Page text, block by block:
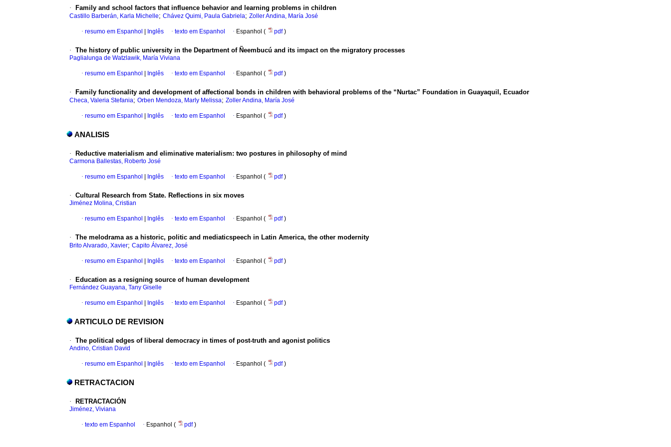
· Family and school factors that influence behavior and learning problems in children
Castillo Barberán, Karla Michelle; Chávez Quimi, Paula Gabriela; Zoller Andina, María José
· resumo em Espanhol Inglês · texto em Espanhol · Espanhol ( pdf)
· The history of public university in the Department of Ñeembucú and its impact on the migratory processes
Paglialunga de Watzlawik, María Viviana
· resumo em Espanhol Inglês · texto em Espanhol · Espanhol ( pdf)
· Family functionality and development of affectional bonds in children with behavioral problems of the “Nurtac” Foundation in Guayaquil, Ecuador
Checa, Valeria Stefania; Orben Mendoza, Marly Melissa; Zoller Andina, María José
· resumo em Espanhol Inglês · texto em Espanhol · Espanhol ( pdf)
ANALISIS
· Reductive materialism and eliminative materialism: two postures in philosophy of mind
Carmona Ballestas, Roberto José
· resumo em Espanhol Inglês · texto em Espanhol · Espanhol ( pdf)
· Cultural Research from State. Reflections in six moves
Jiménez Molina, Cristian
· resumo em Espanhol Inglês · texto em Espanhol · Espanhol ( pdf)
· The melodrama as a historic, politic and mediaticspeech in Latin America, the other modernity
Brito Alvarado, Xavier; Capito Álvarez, José
· resumo em Espanhol Inglês · texto em Espanhol · Espanhol ( pdf)
· Education as a resigning source of human development
Fernández Guayana, Tany Giselle
· resumo em Espanhol Inglês · texto em Espanhol · Espanhol ( pdf)
ARTICULO DE REVISION
· The political edges of liberal democracy in times of post-truth and agonist politics
Andino, Cristian David
· resumo em Espanhol Inglês · texto em Espanhol · Espanhol ( pdf)
RETRACTACION
· RETRACTACIÓN
Jiménez, Viviana
· texto em Espanhol · Espanhol ( pdf)